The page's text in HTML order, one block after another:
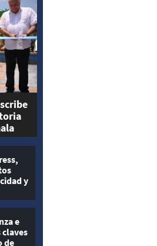
y
e
de